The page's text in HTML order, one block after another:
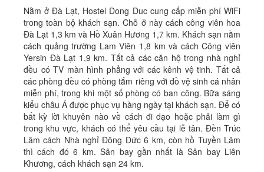
Nằm ở Đà Lạt, Hostel Dong Duc cung cấp miễn phí WiFi
trong toàn bộ khách sạn. Chỗ ở này cách công viên hoa
Đà Lạt 1,3 km và Hồ Xuân Hương 1,7 km. Khách sạn nằm
cách quảng trường Lam Viên 1,8 km và cách Công viên
Yersin Đà Lạt 1,9 km. Tất cả các căn hộ trong nhà nghỉ
đều có TV màn hình phẳng với các kênh vệ tinh. Tất cả
các phòng đều có phòng tắm riêng với đồ vệ sinh cá nhân
miễn phí, trong khi một số phòng có ban công. Bữa sáng
kiểu châu Á được phục vụ hàng ngày tại khách sạn. Để có
bất kỳ lời khuyên nào về cách đi dạo hoặc phải làm gì
trong khu vực, khách có thể yêu cầu tại lễ tân. Đền Trúc
Lâm cách Nhà nghỉ Đông Đức 6 km, còn hồ Tuyền Lâm
thì cách đó 6 km. Sân bay gần nhất là Sân bay Liên
Khương, cách khách sạn 24 km.